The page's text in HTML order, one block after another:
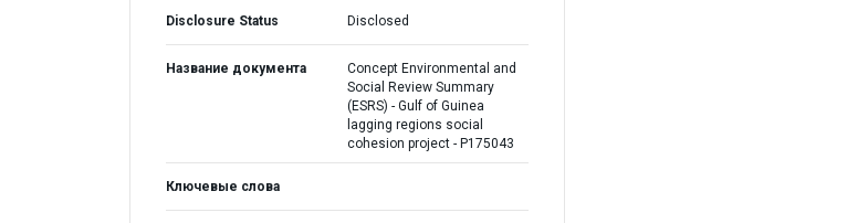
Disclosure Status Disclosed
Название документа
Concept Environmental and
Social Review Summary
(ESRS) - Gulf of Guinea
lagging regions social
cohesion project - P175043
Ключевые слова